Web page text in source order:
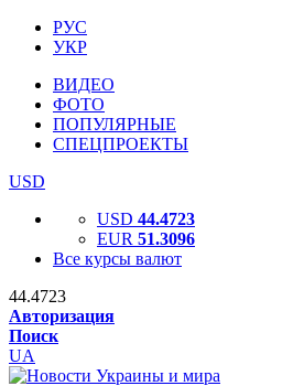
РУС
УКР
ВИДЕО
ФОТО
ПОПУЛЯРНЫЕ
СПЕЦПРОЕКТЫ
USD
USD 44.4723
EUR 51.3096
Все курсы валют
44.4723
Авторизация
Поиск
UA